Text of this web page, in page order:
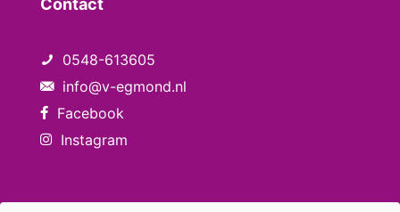
Contact
0548-613605
info@v-egmond.nl
Facebook
Instagram